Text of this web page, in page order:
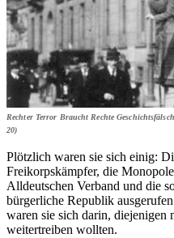
Rechter Terror Braucht Rechte
20)
Plötzlich waren sie sich einig:
Freikorpskämpfer, die
Alldeutschen Verband und die
bürgerliche Republik
waren sie sich darin, diejenigen
weitertreiben wollten.